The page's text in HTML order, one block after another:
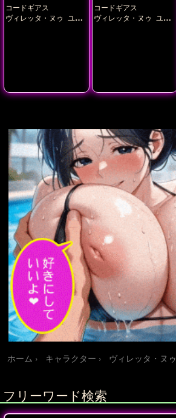
コードギアス
ヴィレッタ・ヌゥ ユー
コードギアス
ヴィレッタ・ヌゥ ユー
ホーム キャラクター ヴィレッタ・ヌゥ
フリーワード検索